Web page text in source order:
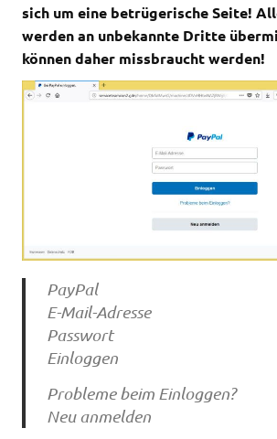
sich um eine betrügerische Seite!
werden an unbekannte Dritte
können daher missbraucht werden!
PayPal
E-Mail-Adresse
Passwort
Einloggen
Probleme beim Einloggen?
Neu anmelden